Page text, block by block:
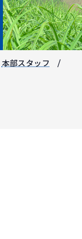
本部スタッフ